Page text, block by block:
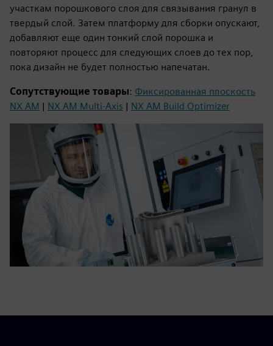
участкам порошкового слоя для связывания гранул в
твердый слой. Затем платформу для сборки опускают,
добавляют еще один тонкий слой порошка и
повторяют процесс для следующих слоев до тех пор,
пока дизайн не будет полностью напечатан.
Сопутствующие товары: Фиксированная плоскость
NX AM | NX AM Multi-Axis | NX AM Build Optimizer